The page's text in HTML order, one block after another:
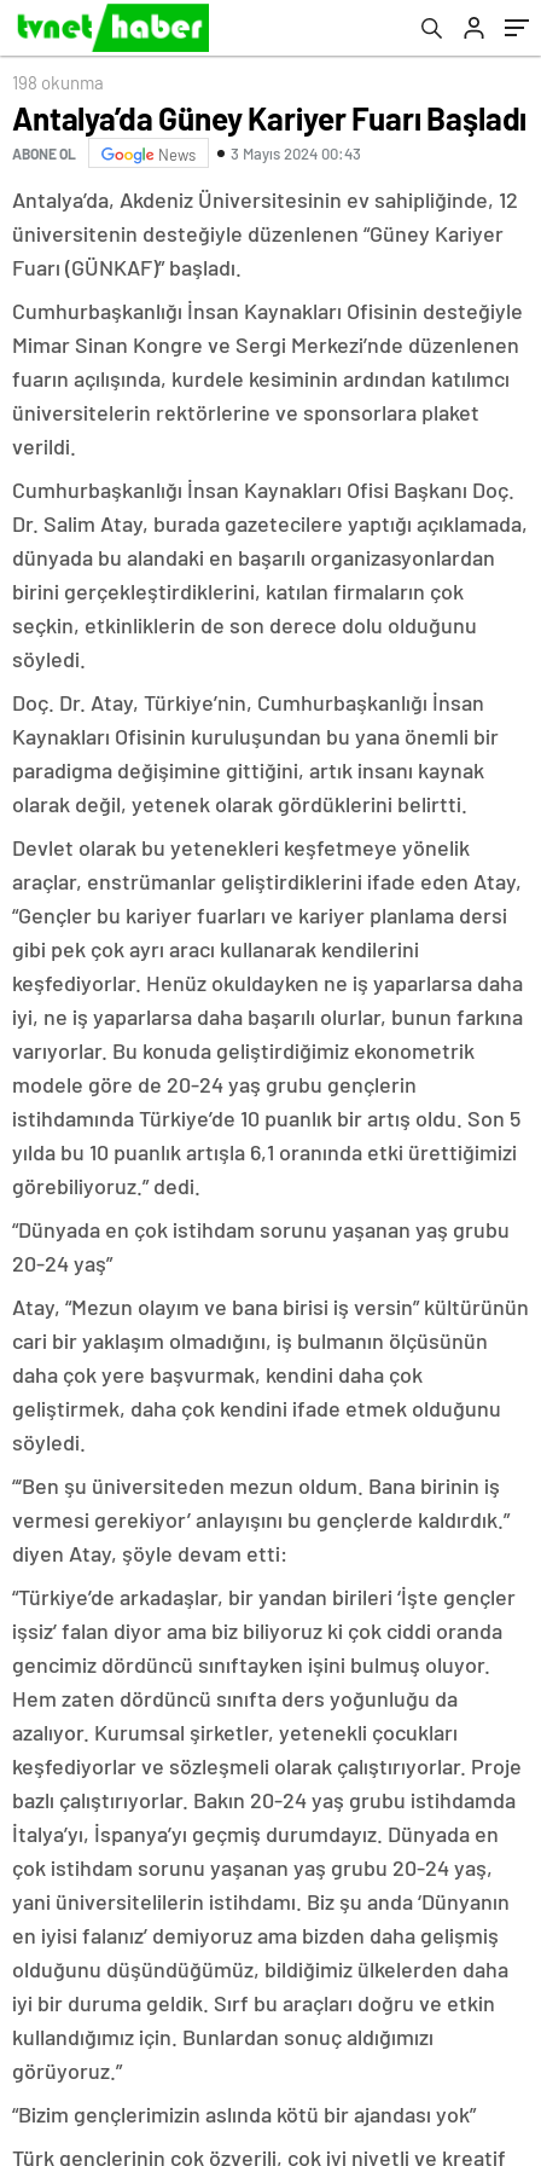
198 okunma
Antalya’da Güney Kariyer Fuarı Başladı
ABONE OL News 3 Mayıs 2024 00:43
Antalya’da, Akdeniz Üniversitesinin ev sahipliğinde, 12
üniversitenin desteğiyle düzenlenen “Güney Kariyer
Fuarı (GÜNKAF)” başladı.
Cumhurbaşkanlığı İnsan Kaynakları Ofisinin desteğiyle
Mimar Sinan Kongre ve Sergi Merkezi’nde düzenlenen
fuarın açılışında, kurdele kesiminin ardından katılımcı
üniversitelerin rektörlerine ve sponsorlara plaket
verildi.
Cumhurbaşkanlığı İnsan Kaynakları Ofisi Başkanı Doç.
Dr. Salim Atay, burada gazetecilere yaptığı açıklamada,
dünyada bu alandaki en başarılı organizasyonlardan
birini gerçekleştirdiklerini, katılan firmaların çok
seçkin, etkinliklerin de son derece dolu olduğunu
söyledi.
Doç. Dr. Atay, Türkiye’nin, Cumhurbaşkanlığı İnsan
Kaynakları Ofisinin kuruluşundan bu yana önemli bir
paradigma değişimine gittiğini, artık insanı kaynak
olarak değil, yetenek olarak gördüklerini belirtti.
Devlet olarak bu yetenekleri keşfetmeye yönelik
araçlar, enstrümanlar geliştirdiklerini ifade eden Atay,
“Gençler bu kariyer fuarları ve kariyer planlama dersi
gibi pek çok ayrı aracı kullanarak kendilerini
keşfediyorlar. Henüz okuldayken ne iş yaparlarsa daha
iyi, ne iş yaparlarsa daha başarılı olurlar, bunun farkına
varıyorlar. Bu konuda geliştirdiğimiz ekonometrik
modele göre de 20-24 yaş grubu gençlerin
istihdamında Türkiye’de 10 puanlık bir artış oldu. Son 5
yılda bu 10 puanlık artışla 6,1 oranında etki ürettiğimizi
görebiliyoruz.” dedi.
“Dünyada en çok istihdam sorunu yaşanan yaş grubu
20-24 yaş”
Atay, “Mezun olayım ve bana birisi iş versin” kültürünün
cari bir yaklaşım olmadığını, iş bulmanın ölçüsünün
daha çok yere başvurmak, kendini daha çok
geliştirmek, daha çok kendini ifade etmek olduğunu
söyledi.
“‘Ben şu üniversiteden mezun oldum. Bana birinin iş
vermesi gerekiyor’ anlayışını bu gençlerde kaldırdık.”
diyen Atay, şöyle devam etti:
“Türkiye’de arkadaşlar, bir yandan birileri ‘İşte gençler
işsiz’ falan diyor ama biz biliyoruz ki çok ciddi oranda
gencimiz dördüncü sınıftayken işini bulmuş oluyor.
Hem zaten dördüncü sınıfta ders yoğunluğu da
azalıyor. Kurumsal şirketler, yetenekli çocukları
keşfediyorlar ve sözleşmeli olarak çalıştırıyorlar. Proje
bazlı çalıştırıyorlar. Bakın 20-24 yaş grubu istihdamda
İtalya’yı, İspanya’yı geçmiş durumdayız. Dünyada en
çok istihdam sorunu yaşanan yaş grubu 20-24 yaş,
yani üniversitelilerin istihdamı. Biz şu anda ‘Dünyanın
en iyisi falanız’ demiyoruz ama bizden daha gelişmiş
olduğunu düşündüğümüz, bildiğimiz ülkelerden daha
iyi bir duruma geldik. Sırf bu araçları doğru ve etkin
kullandığımız için. Bunlardan sonuç aldığımızı
görüyoruz.”
“Bizim gençlerimizin aslında kötü bir ajandası yok”
Türk gençlerinin çok özverili, çok iyi niyetli ve kreatif